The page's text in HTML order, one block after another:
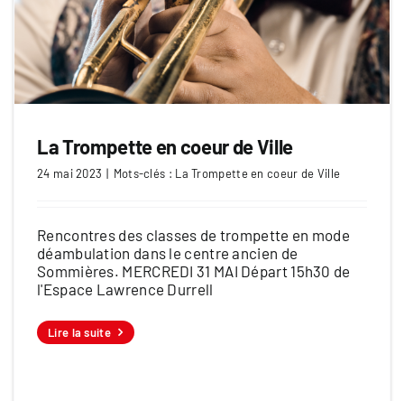
La Trompette en coeur de Ville
24 mai 2023 | Mots-clés : La Trompette en coeur de Ville
Rencontres des classes de trompette en mode
déambulation dans le centre ancien de
Sommières. MERCREDI 31 MAI Départ 15h30 de
l'Espace Lawrence Durrell
Lire la suite